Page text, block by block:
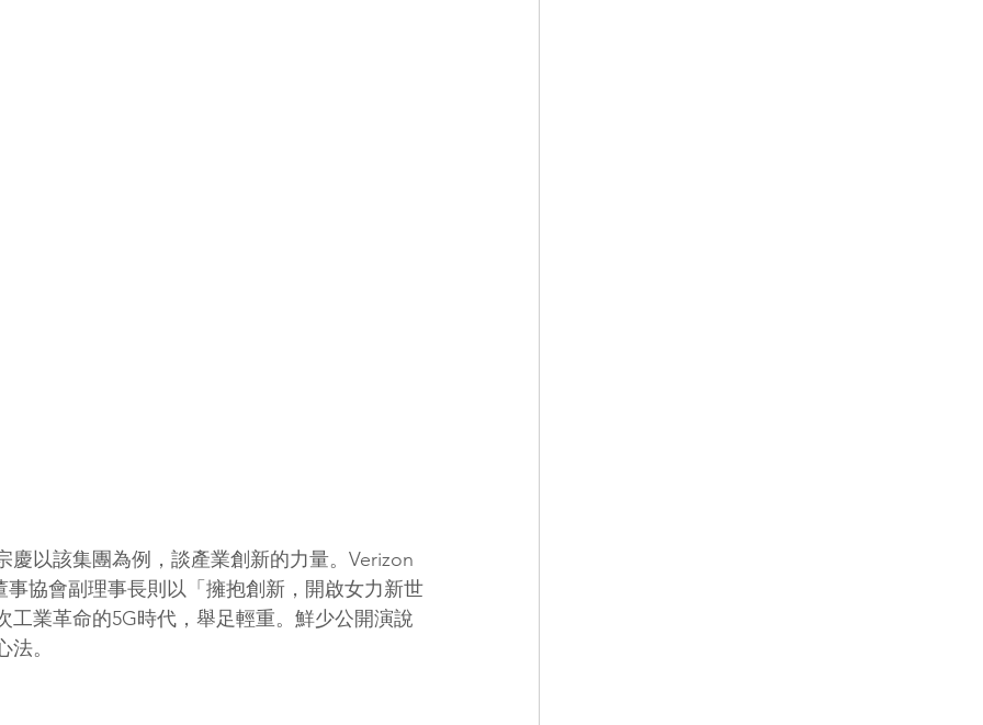
以該集團為例，談產業創新的力量。Verizon
協會副理事長則以「擁抱創新，開啟女力新世
業革命的5G時代，舉足輕重。鮮少公開演說
。